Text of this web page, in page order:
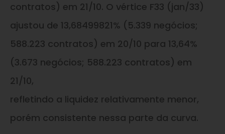
contratos) em 21/10. O vértice F33 (jan/33)
ajustou de 13,68499821% (5.339 negócios;
588.223 contratos) em 20/10 para 13,64%
(3.673 negócios; 588.223 contratos) em
21/10,
refletindo a liquidez relativamente menor,
porém consistente nessa parte da curva.